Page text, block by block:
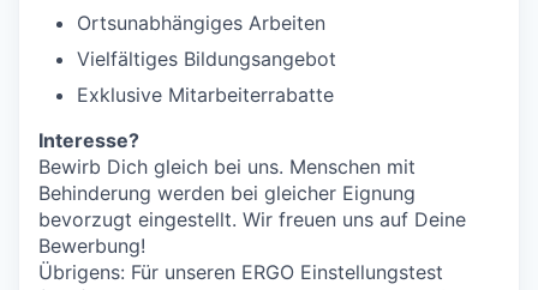
Ortsunabhängiges Arbeiten
Vielfältiges Bildungsangebot
Exklusive Mitarbeiterrabatte
Interesse?
Bewirb Dich gleich bei uns. Menschen mit
Behinderung werden bei gleicher Eignung
bevorzugt eingestellt. Wir freuen uns auf Deine
Bewerbung!
Übrigens: Für unseren ERGO Einstellungstest